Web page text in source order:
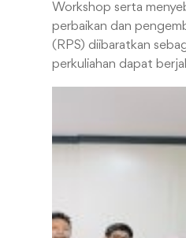
Workshop serta
perbaikan dan
(RPS) diibaratkan
perkuliahan dapat